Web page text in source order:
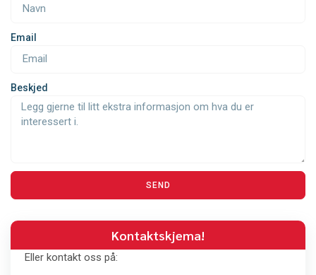
Email
Beskjed
SEND
Kontaktskjema!
Eller kontakt oss på: